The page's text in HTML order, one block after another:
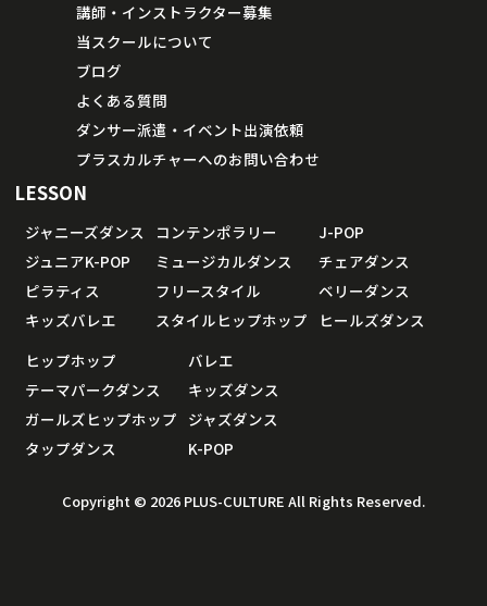
講師・インストラクター募集
当スクールについて
ブログ
よくある質問
ダンサー派遣・イベント出演依頼
プラスカルチャーへのお問い合わせ
LESSON
ジャニーズダンス
ジュニアK-POP
ピラティス
キッズバレエ
コンテンポラリー
ミュージカルダンス
フリースタイル
スタイルヒップホップ
J-POP
チェアダンス
ベリーダンス
ヒールズダンス
ヒップホップ
テーマパークダンス
ガールズヒップホップ
タップダンス
バレエ
キッズダンス
ジャズダンス
K-POP
Copyright © 2026 PLUS-CULTURE All Rights Reserved.